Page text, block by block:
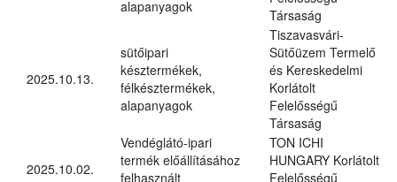
alapanyagok
Társaság
2025.10.13.
sütőipari
késztermékek,
félkésztermékek,
alapanyagok
Tiszavasvári-
Sütőüzem Termelő
és Kereskedelmi
Korlátolt
Felelősségű
Társaság
2025.10.02.
Vendéglátó-ipari
termék előállításához
felhasznált
TON ICHI
HUNGARY Korlátolt
Felelősségű